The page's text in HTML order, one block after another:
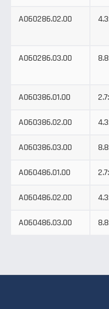
A060286.02.00
A060286.03.00
A060386.01.00
A060386.02.00
A060386.03.00
A060486.01.00
A060486.02.00
A060486.03.00